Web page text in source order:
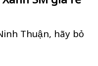
Thuận, hãy bỏ